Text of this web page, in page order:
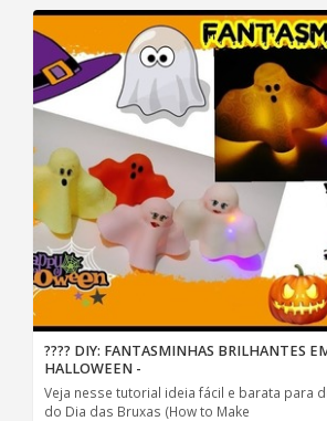
???? DIY: FANTASMINHAS BRILHANTES
HALLOWEEN -
Veja nesse tutorial ideia fácil e barata para
do Dia das Bruxas (How to Make